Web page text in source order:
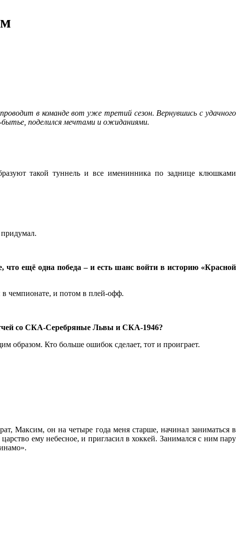
в команде вот уже третий сезон. Вернувшись с удачного
бытье, поделился мечтами и ожиданиями.
такой туннель и все именинника по заднице клюшками
что ещё одна победа – и есть шанс войти в историю «Красной
чемпионате, и потом в плей-офф.
со СКА-Серебряные Львы и СКА-1946?
образом. Кто больше ошибок сделает, тот и проиграет.
Максим, он на четыре года меня старше, начинал заниматься в
ему небесное, и пригласил в хоккей. Занимался с ним пару